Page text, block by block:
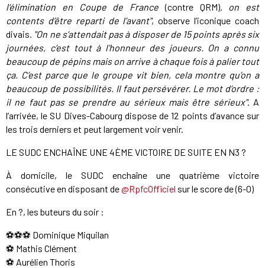
l’élimination en Coupe de France(contre QRM), on est
contents d’être reparti de l’avant", observe l’iconique coach
divais. "On ne s’attendait pas à disposer de 15 points après six
journées, c’est tout à l’honneur des joueurs. On a connu
beaucoup de pépins mais on arrive à chaque fois à palier tout
ça. C’est parce que le groupe vit bien, cela montre qu’on a
beaucoup de possibilités. Il faut persévérer. Le mot d’ordre :
il ne faut pas se prendre au sérieux mais être sérieux". A
l’arrivée, le SU Dives-Cabourg dispose de 12 points d’avance sur
les trois derniers et peut largement voir venir.
LE SUDC ENCHAÎNE UNE 4ÈME VICTOIRE DE SUITE EN N3 ?
À domicile, le SUDC enchaîne une quatrième victoire
consécutive en disposant de@RpfcOfficiel sur le score de (6-0)
En ?, les buteurs du soir :
⚽️⚽️⚽️ Dominique Miquilan
⚽️ Mathis Clément
⚽️ Aurélien Thoris